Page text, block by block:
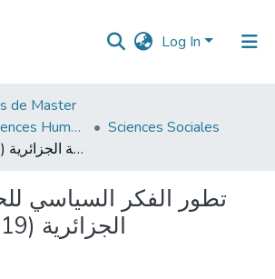
Log In
de Master
Faculté des Sciences Humaines et Sociales
Sciences Sociales
تطور الفكر السياسي للحركة الوطنية الجزائرية (1919-1954 م)
تطور الفكر السياسي
الجزائرية (1919-1954 م)